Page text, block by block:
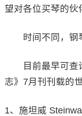
望对各位买琴的伙
时间不同，钢
目前最早可查询
志》7月刊刊载的
1、施坦威